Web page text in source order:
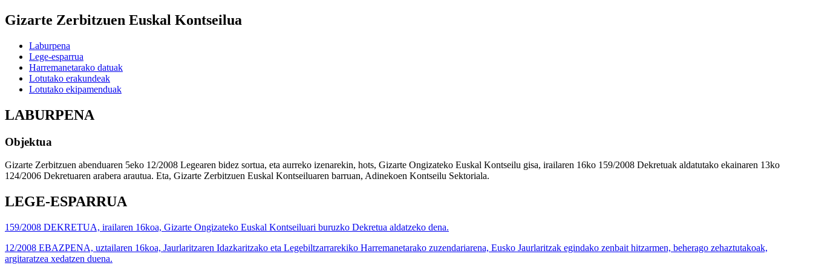
Gizarte Zerbitzuen Euskal Kontseilua
Laburpena
Lege-esparrua
Harremanetarako datuak
Lotutako erakundeak
Lotutako ekipamenduak
LABURPENA
Objektua
Gizarte Zerbitzuen abenduaren 5eko 12/2008 Legearen bidez sortua, eta aurreko izenarekin, hots, Gizarte Ongizateko Euskal Kontseilu gisa, irailaren 16ko 159/2008 Dekretuak aldatutako ekainaren 13ko
124/2006 Dekretuaren arabera arautua. Eta, Gizarte Zerbitzuen Euskal Kontseiluaren barruan, Adinekoen Kontseilu Sektoriala.
LEGE-ESPARRUA
159/2008 DEKRETUA, irailaren 16koa, Gizarte Ongizateko Euskal Kontseiluari buruzko Dekretua aldatzeko dena.
12/2008 EBAZPENA, uztailaren 16koa, Jaurlaritzaren Idazkaritzako eta Legebiltzarrarekiko Harremanetarako zuzendariarena, Eusko Jaurlaritzak egindako zenbait hitzarmen, beherago zehaztutakoak,
argitaratzea xedatzen duena.